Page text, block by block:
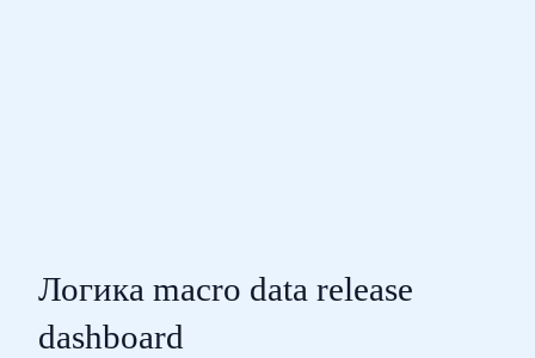
Логика macro data release
dashboard